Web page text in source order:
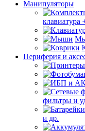
Манипуляторы
Периферия и
фильтры и
и др.